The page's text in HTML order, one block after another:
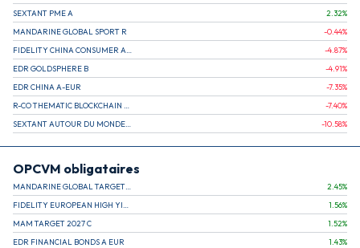
SEXTANT PME A
2.32%
MANDARINE GLOBAL SPORT R
-0.44%
-4.87%
EDR GOLDSPHERE B
-4.91%
EDR CHINA A-EUR
-7.35%
-7.40%
-10.58%
OPCVM obligataires
2.45%
1.56%
MAM TARGET 2027 C
1.52%
EDR FINANCIAL BONDS A EUR
1.43%